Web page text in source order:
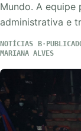
Mundo. A equipe
administrativa e
NOTÍCIAS
MARIANA ALVES